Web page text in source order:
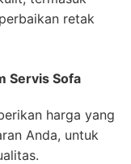
retak
Servis Sofa
harga yang
Anda, untuk